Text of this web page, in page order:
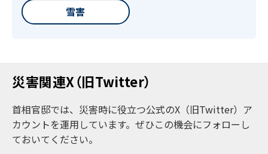
雪害
災害関連X（旧Twitter）
首相官邸では、災害時に役立つ公式のX（旧Twitter）ア
カウントを運用しています。ぜひこの機会にフォローし
ておいてください。